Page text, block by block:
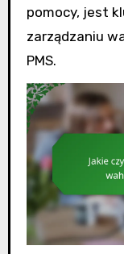
pomocy, jest
zarządzaniu
PMS.